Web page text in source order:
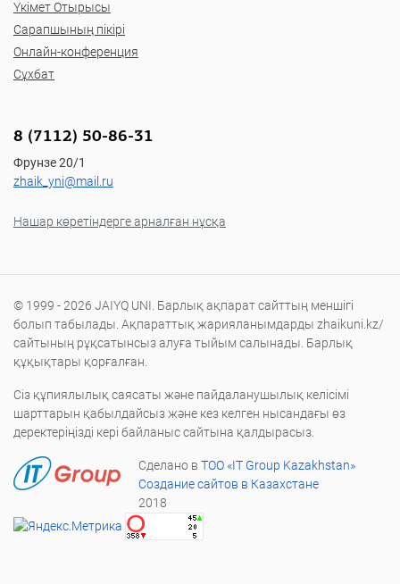
Үкімет Отырысы
Сарапшының пікірі
Онлайн-конференция
Сұхбат
8 (7112) 50-86-31
Фрунзе 20/1
zhaik_yni@mail.ru
Нашар көретіндерге арналған нұсқа
© 1999 - 2026 JAIYQ UNI. Барлық ақпарат сайттың меншігі
болып табылады. Ақпараттық жарияланымдарды zhaikuni.kz/
сайтының рұқсатынсыз алуға тыйым салынады. Барлық
құқықтары қорғалған.
Сіз құпиялылық саясаты және пайдаланушылық келісімі
шарттарын қабылдайсыз және кез келген нысандағы өз
деректеріңізді кері байланыс сайтына қалдырасыз.
Сделано в ТОО «IT Group Kazakhstan»
Создание сайтов в Казахстане
2018